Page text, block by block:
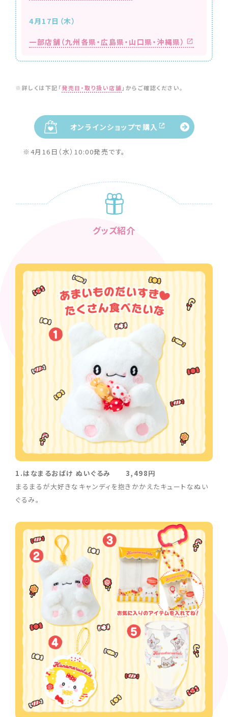
4月17日（木）
一部店舗（九州各県・広島県・山口県・沖縄県）
※詳しくは下記「発売日・取り扱い店舗」からご確認ください。
オンラインショップで購入
※4月16日（水）10:00発売です。
グッズ紹介
1.はなまるおばけ ぬいぐるみ 3,498円
まるまるが大好きなキャンディを抱きかかえたキュートなぬい
ぐるみ。